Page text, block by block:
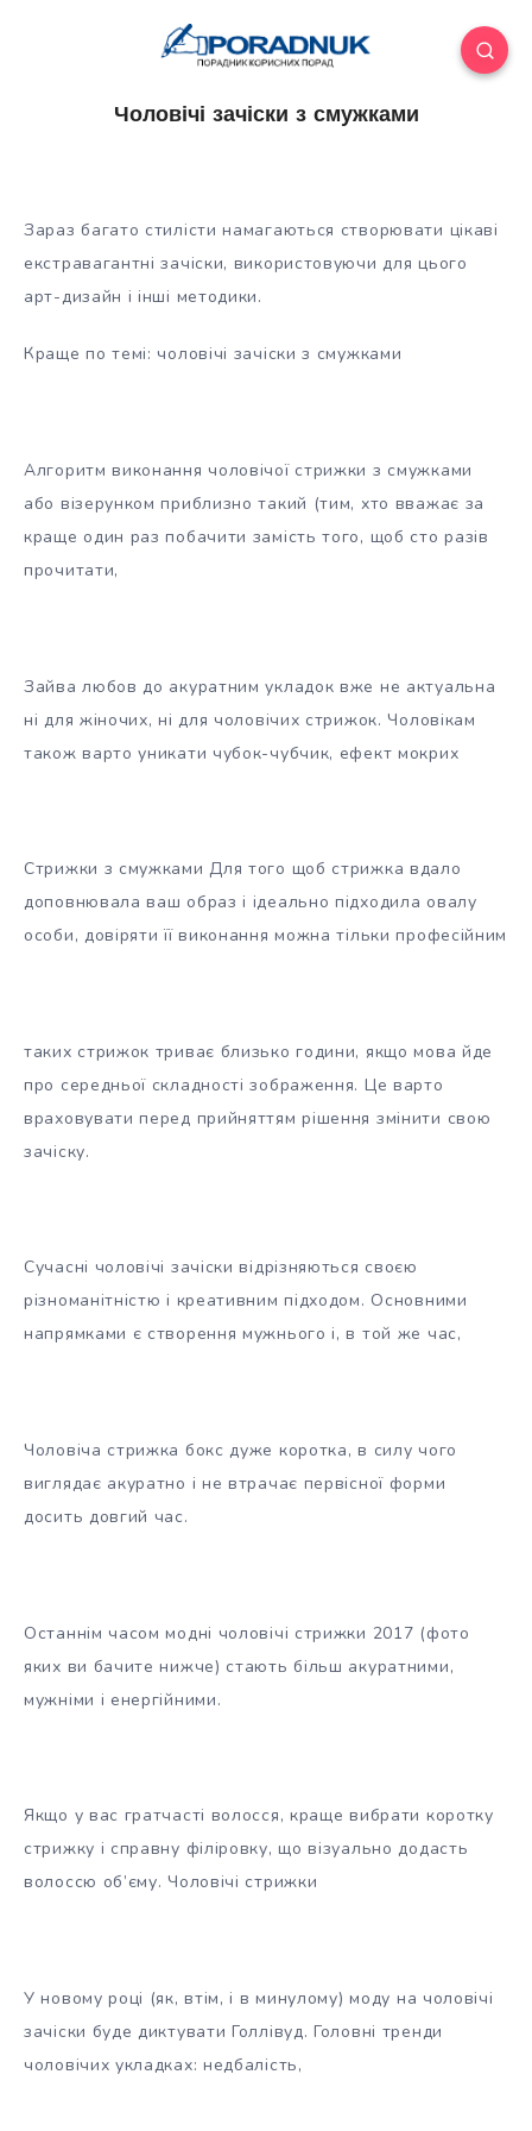
Чоловічі зачіски з смужками
Зараз багато стилісти намагаються створювати цікаві
екстравагантні зачіски, використовуючи для цього
арт-дизайн і інші методики.
Краще по темі: чоловічі зачіски з смужками
Алгоритм виконання чоловічої стрижки з смужками
або візерунком приблизно такий (тим, хто вважає за
краще один раз побачити замість того, щоб сто разів
прочитати,
Зайва любов до акуратним укладок вже не актуальна
ні для жіночих, ні для чоловічих стрижок. Чоловікам
також варто уникати чубок-чубчик, ефект мокрих
Стрижки з смужками Для того щоб стрижка вдало
доповнювала ваш образ і ідеально підходила овалу
особи, довіряти її виконання можна тільки професійним
таких стрижок триває близько години, якщо мова йде
про середньої складності зображення. Це варто
враховувати перед прийняттям рішення змінити свою
зачіску.
Сучасні чоловічі зачіски відрізняються своєю
різноманітністю і креативним підходом. Основними
напрямками є створення мужнього і, в той же час,
Чоловіча стрижка бокс дуже коротка, в силу чого
виглядає акуратно і не втрачає первісної форми
досить довгий час.
Останнім часом модні чоловічі стрижки 2017 (фото
яких ви бачите нижче) стають більш акуратними,
мужніми і енергійними.
Якщо у вас гратчасті волосся, краще вибрати коротку
стрижку і справну філіровку, що візуально додасть
волоссю об’єму. Чоловічі стрижки
У новому році (як, втім, і в минулому) моду на чоловічі
зачіски буде диктувати Голлівуд. Головні тренди
чоловічих укладках: недбалість,